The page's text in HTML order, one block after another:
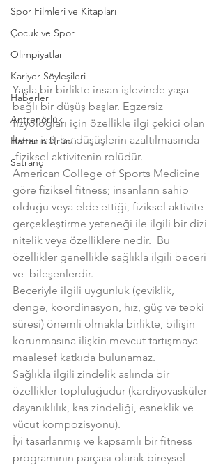
Spor Filmleri ve Kitapları
Çocuk ve Spor
Olimpiyatlar
Kariyer Söyleşileri
Haberler
Antrenörlük
Haftanın Ürünü
Satranç
Yaşla bir birlikte insan işlevinde yaşa
bağlı bir düşüş başlar. Egzersiz
fizyologları için özellikle ilgi çekici olan
konu ise, bu düşüşlerin azaltılmasında
fiziksel aktivitenin rolüdür.
American College of Sports Medicine
göre fiziksel fitness; insanların sahip
olduğu veya elde ettiği, fiziksel aktivite
gerçekleştirme yeteneği ile ilgili bir dizi
nitelik veya özelliklere nedir.  Bu
özellikler genellikle sağlıkla ilgili beceri
ve  bileşenlerdir.
Beceriyle ilgili uygunluk (çeviklik,
denge, koordinasyon, hız, güç ve tepki
süresi) önemli olmakla birlikte, bilişin
korunmasına ilişkin mevcut tartışmaya
maalesef katkıda bulunamaz.
Sağlıkla ilgili zindelik aslında bir
özellikler topluluğudur (kardiyovasküler
dayanıklılık, kas zindeliği, esneklik ve
vücut kompozisyonu).
İyi tasarlanmış ve kapsamlı bir fitness
programının parçası olarak bireysel